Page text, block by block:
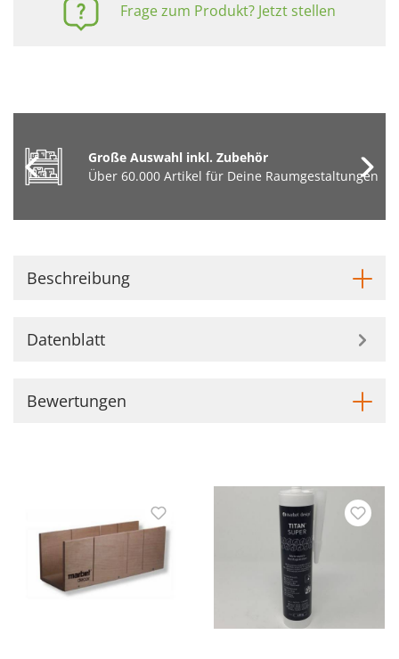
Frage zum Produkt? Jetzt stellen
Große Auswahl inkl. Zubehör
Über 60.000 Artikel für Deine Raumgestaltungen
Beschreibung
Datenblatt
Bewertungen